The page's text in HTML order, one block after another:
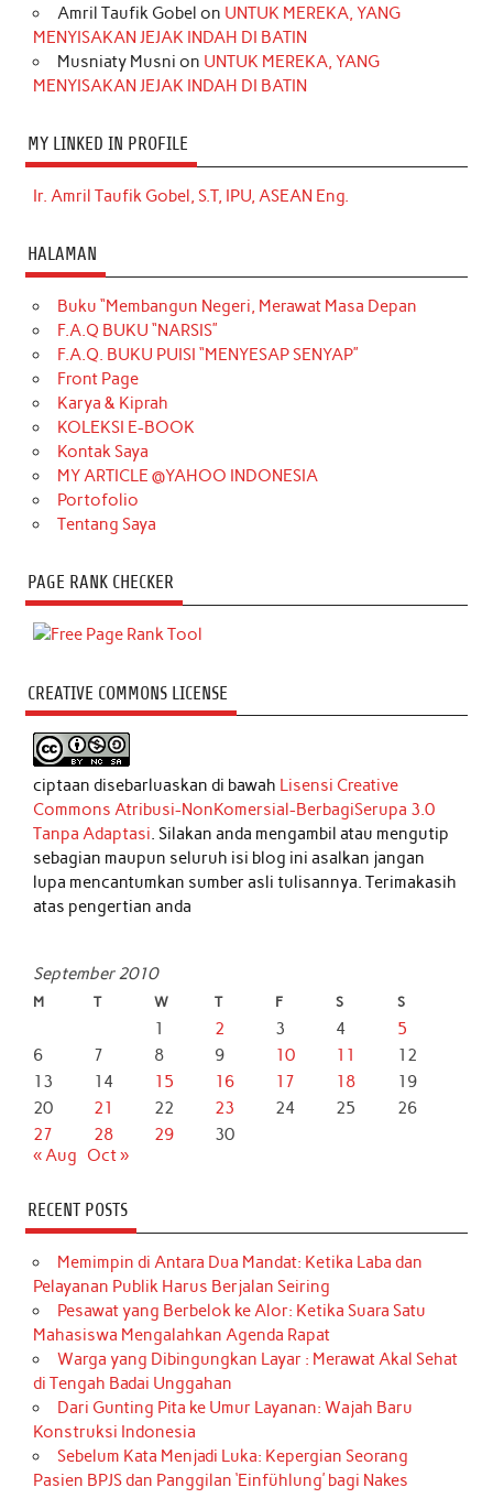
Amril Taufik Gobel on UNTUK MEREKA, YANG
MENYISAKAN JEJAK INDAH DI BATIN
Musniaty Musni on UNTUK MEREKA, YANG
MENYISAKAN JEJAK INDAH DI BATIN
MY LINKED IN PROFILE
Ir. Amril Taufik Gobel, S.T, IPU, ASEAN Eng.
HALAMAN
Buku “Membangun Negeri, Merawat Masa Depan
F.A.Q BUKU “NARSIS”
F.A.Q. BUKU PUISI “MENYESAP SENYAP”
Front Page
Karya & Kiprah
KOLEKSI E-BOOK
Kontak Saya
MY ARTICLE @YAHOO INDONESIA
Portofolio
Tentang Saya
PAGE RANK CHECKER
CREATIVE COMMONS LICENSE
ciptaan disebarluaskan di bawah Lisensi Creative
Commons Atribusi-NonKomersial-BerbagiSerupa 3.0
Tanpa Adaptasi. Silakan anda mengambil atau mengutip
sebagian maupun seluruh isi blog ini asalkan jangan
lupa mencantumkan sumber asli tulisannya. Terimakasih
atas pengertian anda
September 2010
M T W T F S S
1 2 3 4
5
6
7 8 9 10 11
12
13
14 15 16 17 18
19
20
21 22 23 24 25
26
27
28 29
30
« Aug
Oct »
RECENT POSTS
Memimpin di Antara Dua Mandat: Ketika Laba dan
Pelayanan Publik Harus Berjalan Seiring
Pesawat yang Berbelok ke Alor: Ketika Suara Satu
Mahasiswa Mengalahkan Agenda Rapat
Warga yang Dibingungkan Layar : Merawat Akal Sehat
di Tengah Badai Unggahan
Dari Gunting Pita ke Umur Layanan: Wajah Baru
Konstruksi Indonesia
Sebelum Kata Menjadi Luka: Kepergian Seorang
Pasien BPJS dan Panggilan ‘Einfühlung’ bagi Nakes